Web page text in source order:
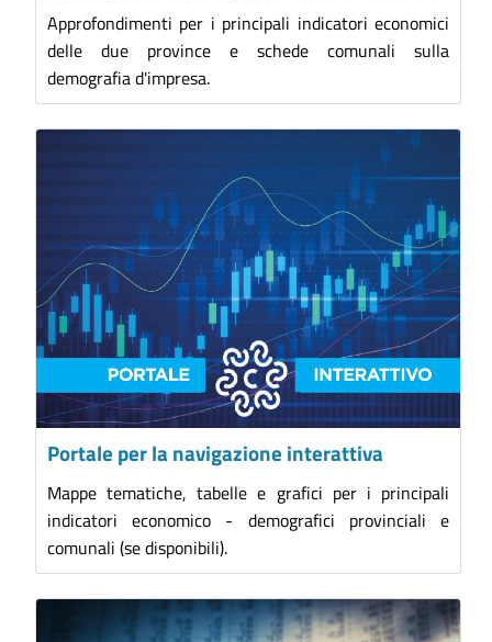
Approfondimenti per i principali indicatori economici
delle due province e schede comunali sulla
demografia d'impresa.
Portale per la navigazione interattiva
Mappe tematiche, tabelle e grafici per i principali
indicatori economico - demografici provinciali e
comunali (se disponibili).